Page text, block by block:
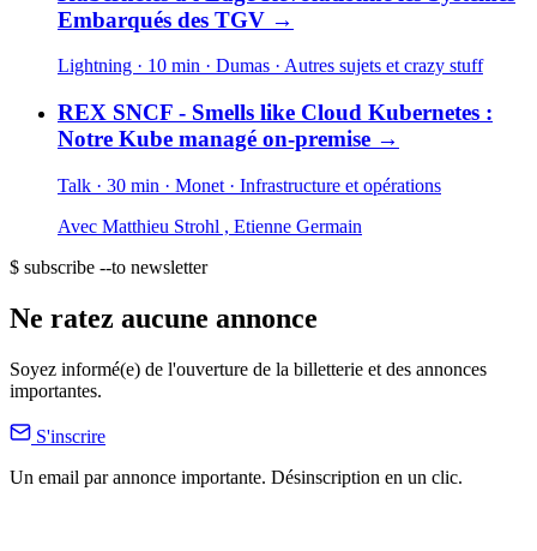
Embarqués des TGV →
Lightning · 10 min · Dumas · Autres sujets et crazy stuff
REX SNCF - Smells like Cloud Kubernetes :
Notre Kube managé on-premise →
Talk · 30 min · Monet · Infrastructure et opérations
Avec Matthieu Strohl , Etienne Germain
$ subscribe --to newsletter
Ne ratez aucune annonce
Soyez informé(e) de l'ouverture de la billetterie et des annonces
importantes.
S'inscrire
Un email par annonce importante. Désinscription en un clic.